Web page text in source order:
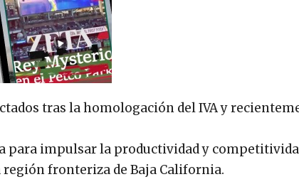
tras la homologación del IVA y
para impulsar la productividad y
fronteriza de Baja California.